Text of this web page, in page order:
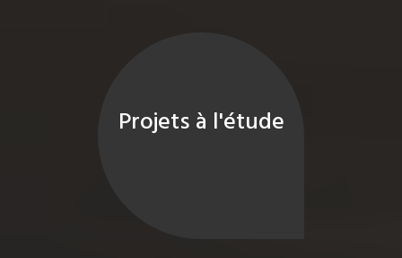
Projets à l'étude